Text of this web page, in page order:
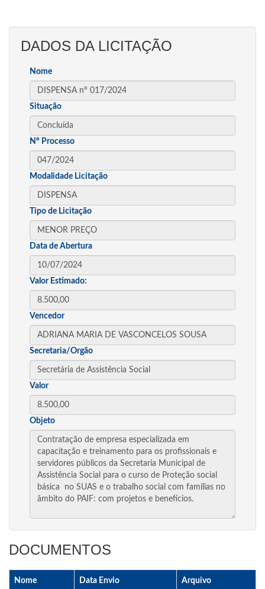
DADOS DA LICITAÇÃO
Nome
Situação
Nº Processo
Modalidade Licitação
Tipo de Licitação
Data de Abertura
Valor Estimado:
Vencedor
Secretaria/Orgão
Valor
Objeto
DOCUMENTOS
Nome Data Envio Arquivo